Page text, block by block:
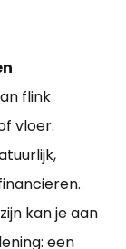
flink
vloer.
kan je aan
een